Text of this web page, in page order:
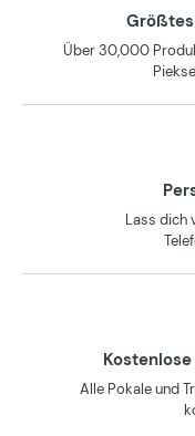
Über 30,000
Lass dich
Alle Pokale und